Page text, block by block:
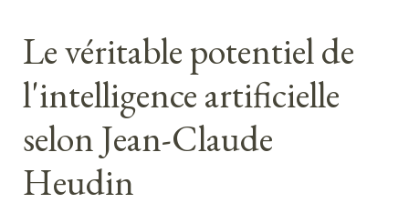
Le véritable potentiel de
l'intelligence artificielle
selon Jean-Claude
Heudin